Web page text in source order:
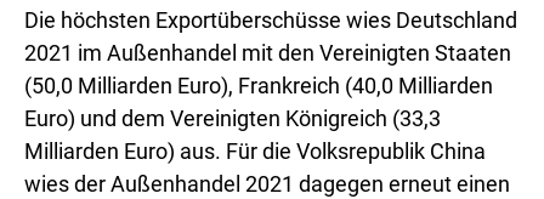
Die höchsten Exportüberschüsse wies Deutschland
2021 im Außenhandel mit den Vereinigten Staaten
(50,0 Milliarden Euro), Frankreich (40,0 Milliarden
Euro) und dem Vereinigten Königreich (33,3
Milliarden Euro) aus. Für die Volksrepublik China
wies der Außenhandel 2021 dagegen erneut einen